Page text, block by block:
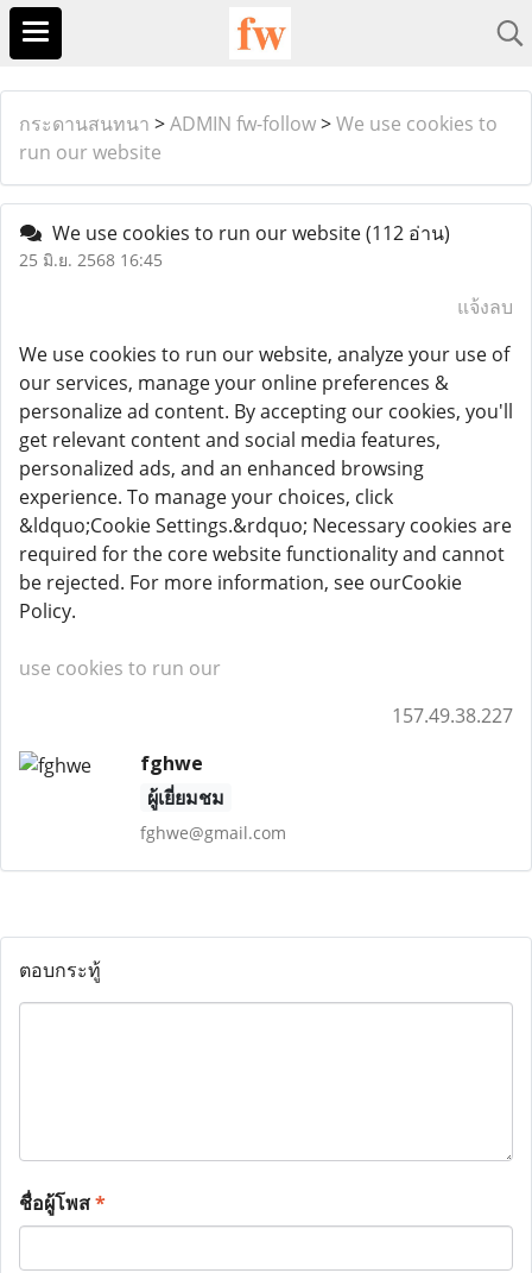
กระดานสนทนา >ADMIN fw-follow>We use cookies to
run our website
We use cookies to run our website(112 อ่าน)
25 มิ.ย. 2568 16:45
แจ้งลบ
We use cookies to run our website, analyze your use of
our services, manage your online preferences &
personalize ad content. By accepting our cookies, you'll
get relevant content and social media features,
personalized ads, and an enhanced browsing
experience. To manage your choices, click
&ldquo;Cookie Settings.&rdquo; Necessary cookies are
required for the core website functionality and cannot
be rejected. For more information, see ourCookie
Policy.
use cookies to run our
157.49.38.227
fghwe
ผู้เยี่ยมชม
fghwe@gmail.com
ตอบกระทู้
ชื่อผู้โพส*